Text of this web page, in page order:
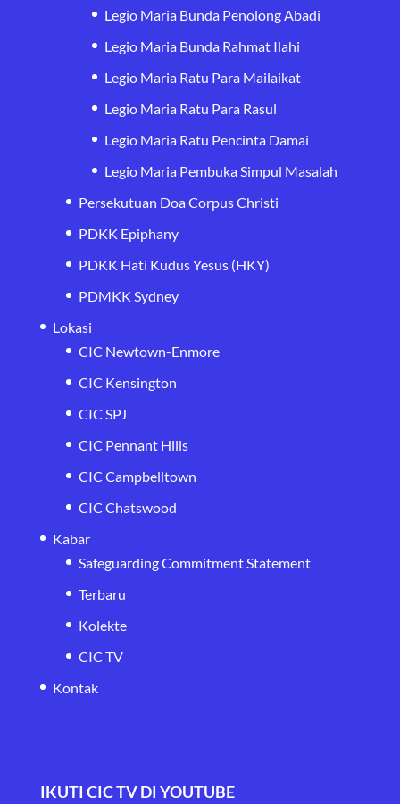
Legio Maria Bunda Penolong Abadi
Legio Maria Bunda Rahmat Ilahi
Legio Maria Ratu Para Mailaikat
Legio Maria Ratu Para Rasul
Legio Maria Ratu Pencinta Damai
Legio Maria Pembuka Simpul Masalah
Persekutuan Doa Corpus Christi
PDKK Epiphany
PDKK Hati Kudus Yesus (HKY)
PDMKK Sydney
Lokasi
CIC Newtown-Enmore
CIC Kensington
CIC SPJ
CIC Pennant Hills
CIC Campbelltown
CIC Chatswood
Kabar
Safeguarding Commitment Statement
Terbaru
Kolekte
CIC TV
Kontak
IKUTI CIC TV DI YOUTUBE